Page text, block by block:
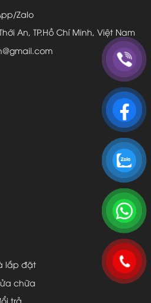
Zalo
An, TP.Hồ Chí Minh, Việt Nam
lắp đặt
chữa
trả